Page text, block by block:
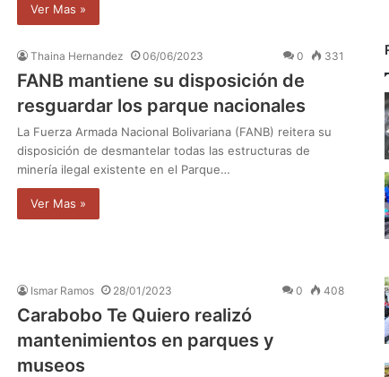
Ver Mas »
Thaina Hernandez 06/06/2023 0 331
FANB mantiene su disposición de
resguardar los parque nacionales
La Fuerza Armada Nacional Bolivariana (FANB) reitera su
disposición de desmantelar todas las estructuras de
minería ilegal existente en el Parque…
Ver Mas »
Ismar Ramos 28/01/2023 0 408
Carabobo Te Quiero realizó
mantenimientos en parques y
museos